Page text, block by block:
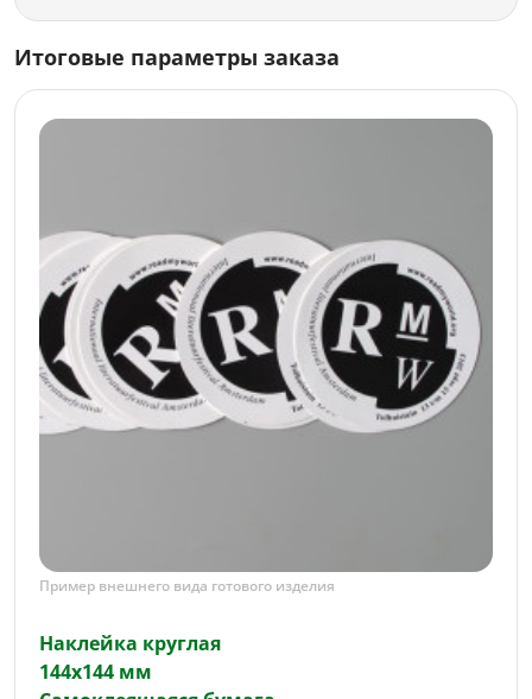
Итоговые параметры заказа
Пример внешнего вида готового изделия
Наклейка круглая
144х144 мм